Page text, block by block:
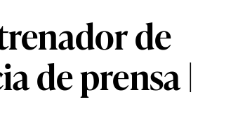
de
de prensa |